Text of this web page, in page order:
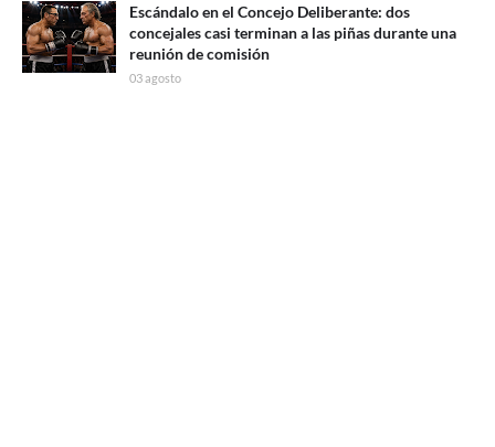
Escándalo en el Concejo Deliberante: dos
concejales casi terminan a las piñas durante una
reunión de comisión
03 agosto